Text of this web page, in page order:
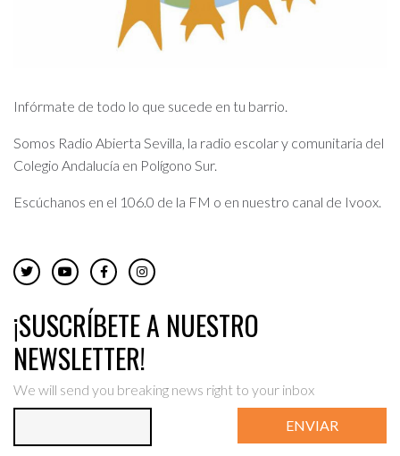
Infórmate de todo lo que sucede en tu barrio.
Somos Radio Abierta Sevilla, la radio escolar y comunitaria del
Colegio Andalucía en Polígono Sur.
Escúchanos en el 106.0 de la FM o en nuestro canal de Ivoox.
¡SUSCRÍBETE A NUESTRO
NEWSLETTER!
We will send you breaking news right to your inbox
ENVIAR